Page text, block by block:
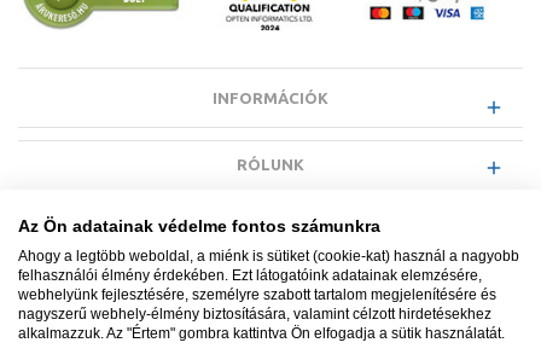
INFORMÁCIÓK
RÓLUNK
EGYÉB INFORMÁCIÓK
VÁSÁRLÓI INFORMÁCIÓK
Az Ön adatainak védelme fontos számunkra
Ahogy a legtöbb weboldal, a miénk is sütiket (cookie-kat) használ a nagyobb
felhasználói élmény érdekében. Ezt látogatóink adatainak elemzésére,
webhelyünk fejlesztésére, személyre szabott tartalom megjelenítésére és
nagyszerű webhely-élmény biztosítására, valamint célzott hirdetésekhez
alkalmazzuk. Az "Értem" gombra kattintva Ön elfogadja a sütik használatát.